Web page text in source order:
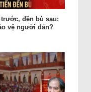
trước, đền bù sau:
vệ người dân?